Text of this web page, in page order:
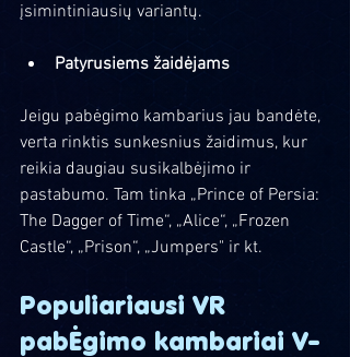
įsimintiniausių variantų.
Patyrusiems žaidėjams
Jeigu pabėgimo kambarius jau bandėte,
verta rinktis sunkesnius žaidimus, kur
reikia daugiau susikalbėjimo ir
pastabumo. Tam tinka „Prince of Persia:
The Dagger of Time“, „Alice“, „Frozen
Castle“, „Prison“, „Jumpers" ir kt.
Populiariausi VR
pabĖgimo kambariai V-